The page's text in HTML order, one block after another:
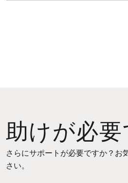
助けが必要
さらにサポートが必要ですか？お
さい。